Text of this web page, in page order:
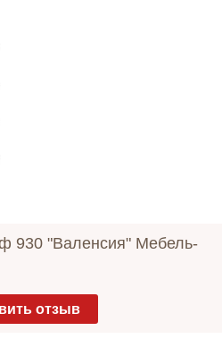
930 "Валенсия" Мебель-
отзыв